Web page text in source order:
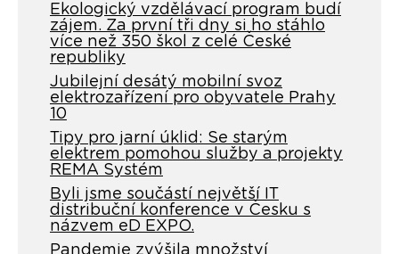
Ekologický vzdělávací program budí
zájem. Za první tři dny si ho stáhlo
více než 350 škol z celé České
republiky
Jubilejní desátý mobilní svoz
elektrozařízení pro obyvatele Prahy
10
Tipy pro jarní úklid: Se starým
elektrem pomohou služby a projekty
REMA Systém
Byli jsme součástí největší IT
distribuční konference v Česku s
názvem eD EXPO.
Pandemie zvýšila množství